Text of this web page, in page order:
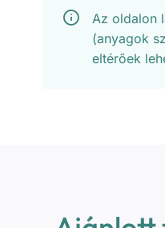
Az oldalon
(anyagok
eltérőek